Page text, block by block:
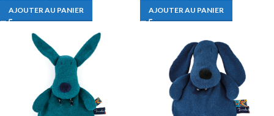
AJOUTER AU PANIER AJOUTER AU PANIER